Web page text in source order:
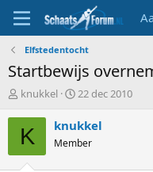
Elfstedentocht
Startbewijs
T
p
s
knukkel
S
a
r
t
22 dec 2010
K knukkel
Member